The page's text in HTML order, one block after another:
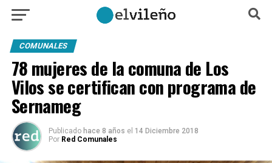
COMUNALES
78 mujeres de la comuna de Los
Vilos se certifican con programa de
Sernameg
Publicado hace 8 años el 14 Diciembre 2018
Por Red Comunales